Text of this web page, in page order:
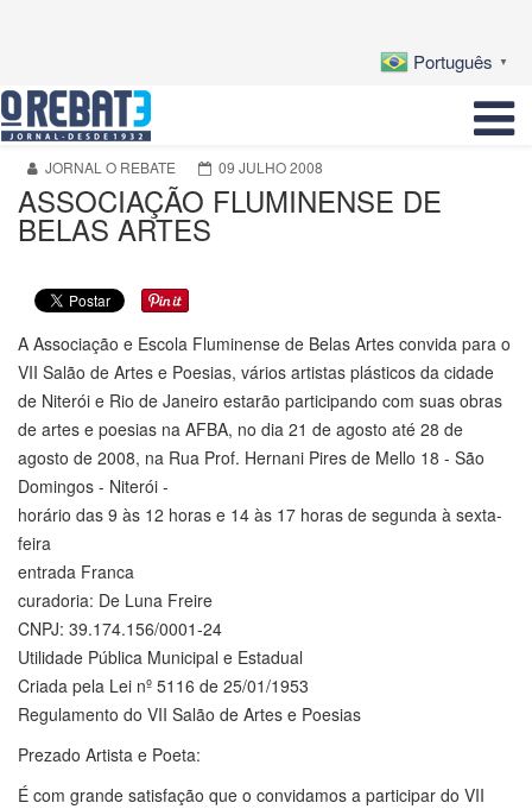
Português ▼
JORNAL O REBATE 09 JULHO 2008
ASSOCIAÇÃO FLUMINENSE DE
BELAS ARTES
A Associação e Escola Fluminense de Belas Artes convida para o
VII Salão de Artes e Poesias, vários artistas plásticos da cidade
de Niterói e Rio de Janeiro estarão participando com suas obras
de artes e poesias na AFBA, no dia 21 de agosto até 28 de
agosto de 2008, na Rua Prof. Hernani Pires de Mello 18 - São
Domingos - Niterói -
horário das 9 às 12 horas e 14 às 17 horas de segunda à sexta-
feira
entrada Franca
curadoria: De Luna Freire
CNPJ: 39.174.156/0001-24
Utilidade Pública Municipal e Estadual
Criada pela Lei nº 5116 de 25/01/1953
Regulamento do VII Salão de Artes e Poesias
Prezado Artista e Poeta:
É com grande satisfação que o convidamos a participar do VII